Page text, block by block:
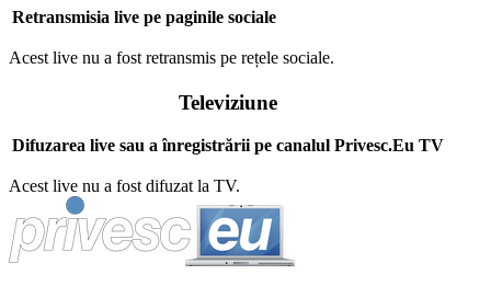
Retransmisia live pe paginile sociale
Acest live nu a fost retransmis pe rețele sociale.
Televiziune
Difuzarea live sau a înregistrării pe canalul Privesc.Eu TV
Acest live nu a fost difuzat la TV.